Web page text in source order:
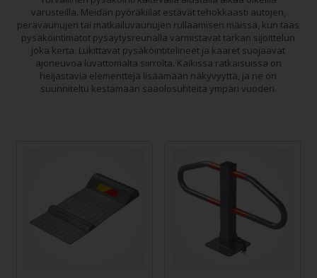
varusteilla. Meidän pyöräkiilat estävät tehokkaasti autojen,
perävaunujen tai matkailuvaunujen rullaamisen mäissä, kun taas
pysäköintimatot pysäytysreunalla varmistavat tarkan sijoittelun
joka kerta. Lukittavat pysäköintitelineet ja kaaret suojaavat
ajoneuvoa luvattomalta siirrolta. Kaikissa ratkaisuissa on
heijastavia elementtejä lisäämään näkyvyyttä, ja ne on
suunniteltu kestämään sääolosuhteita ympäri vuoden.